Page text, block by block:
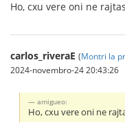
Ho, cxu vere oni ne
carlos_riveraE (Montri la
2024-novembro-24 20:43:26
amigueo:
Ho, cxu vere oni ne